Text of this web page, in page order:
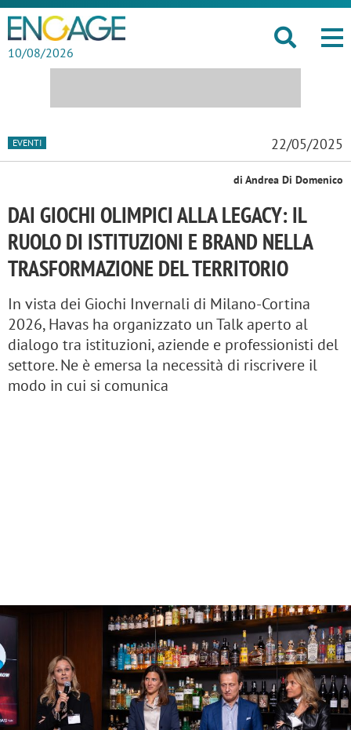
10/08/2026
EVENTI 22/05/2025
di Andrea Di Domenico
DAI GIOCHI OLIMPICI ALLA LEGACY: IL
RUOLO DI ISTITUZIONI E BRAND NELLA
TRASFORMAZIONE DEL TERRITORIO
In vista dei Giochi Invernali di Milano-Cortina
2026, Havas ha organizzato un Talk aperto al
dialogo tra istituzioni, aziende e professionisti del
settore. Ne è emersa la necessità di riscrivere il
modo in cui si comunica